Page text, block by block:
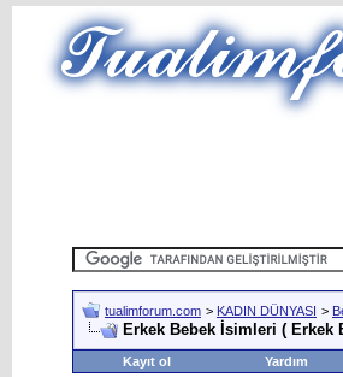
tualimforum.com > KADIN DÜNYASI >
Erkek Bebek İsimleri ( Erkek
Kayıt ol Yardım